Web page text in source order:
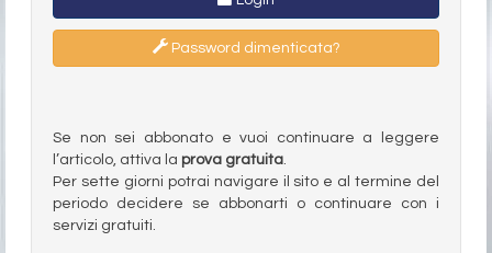
Password dimenticata?
Se non sei abbonato e vuoi continuare a leggere
l’articolo, attiva la prova gratuita.
Per sette giorni potrai navigare il sito e al termine del
periodo decidere se abbonarti o continuare con i
servizi gratuiti.